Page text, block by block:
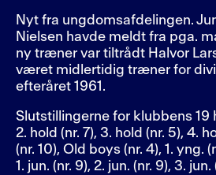
Nyt fra ungdomsafdelingen.
Nielsen havde meldt fra pga.
ny træner var tiltrådt Halvor
været midlertidig træner for
efteråret 1961.
Slutstillingerne for klubbens 19
2. hold (nr. 7), 3. hold (nr. 5), 4.
(nr. 10), Old boys (nr. 4), 1. yng.
1. jun. (nr. 9), 2. jun. (nr. 9), 3.